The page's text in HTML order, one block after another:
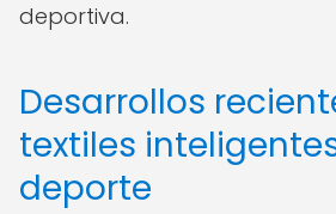
deportiva.
Desarrollos
textiles
deporte